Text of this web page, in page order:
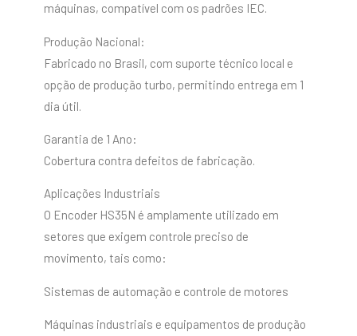
máquinas, compatível com os padrões IEC.
Produção Nacional:
Fabricado no Brasil, com suporte técnico local e
opção de produção turbo, permitindo entrega em 1
dia útil.
Garantia de 1 Ano:
Cobertura contra defeitos de fabricação.
Aplicações Industriais
O Encoder HS35N é amplamente utilizado em
setores que exigem controle preciso de
movimento, tais como:
Sistemas de automação e controle de motores
Máquinas industriais e equipamentos de produção